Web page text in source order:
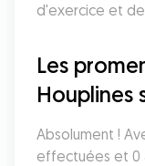
d'exercice et
Les
Houplines
Absolument !
effectuées et 0